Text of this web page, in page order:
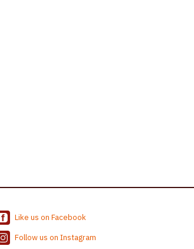
Like us on Facebook
Follow us on Instagram